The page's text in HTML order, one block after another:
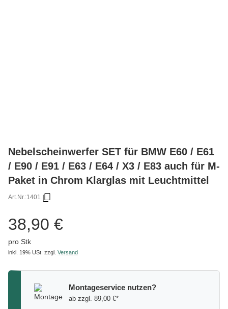
Nebelscheinwerfer SET für BMW E60 / E61
/ E90 / E91 / E63 / E64 / X3 / E83 auch für M-
Paket in Chrom Klarglas mit Leuchtmittel
Art.Nr.:1401
38,90 €
pro Stk
inkl. 19% USt. zzgl. Versand
Montageservice nutzen?
ab zzgl. 89,00 €*